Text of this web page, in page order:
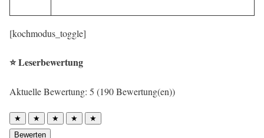
[kochmodus_toggle]
⭐ Leserbewertung
Aktuelle Bewertung: 5 (190 Bewertung(en))
★ ★ ★ ★
★
Bewerten